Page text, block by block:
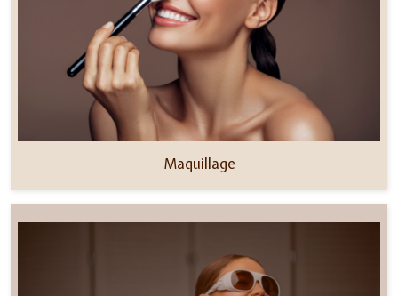
Maquillage